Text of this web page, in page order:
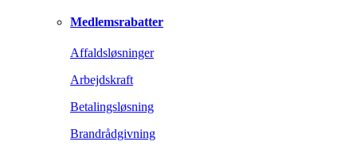
Medlemsrabatter
Affaldsløsninger
Arbejdskraft
Betalingsløsning
Brandrådgivning